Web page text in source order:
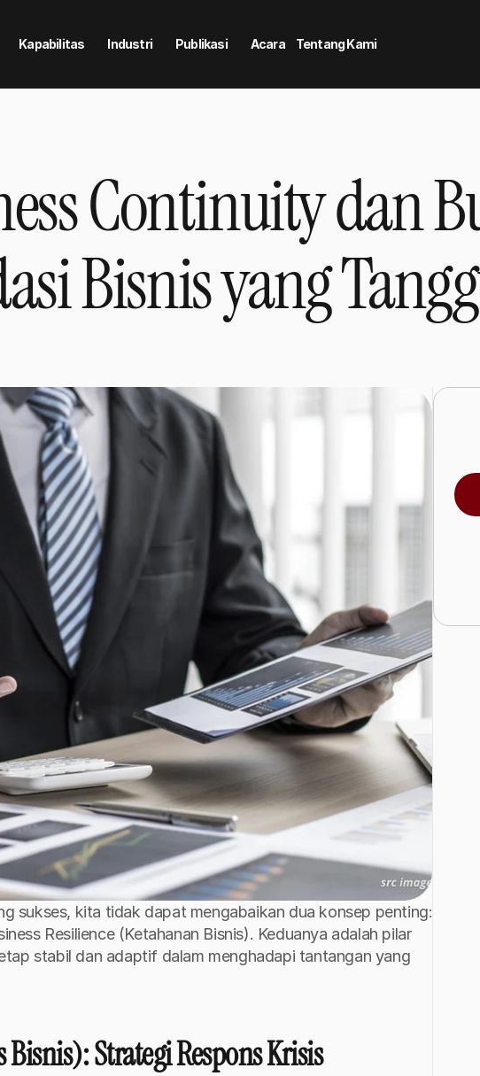
Kapabilitas Industri Publikasi Acara Tentang Kami
Continuity dan
Bisnis yang
sukses, kita tidak dapat mengabaikan dua konsep penting:
Resilience (Ketahanan Bisnis). Keduanya adalah pilar
stabil dan adaptif dalam menghadapi tantangan yang
Strategi Respons Krisis